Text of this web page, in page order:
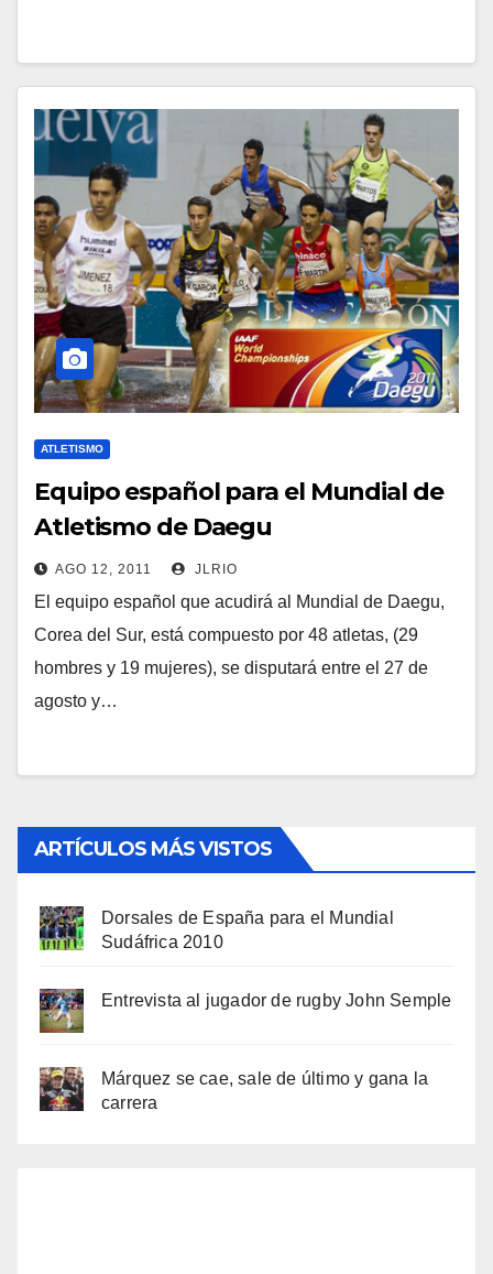
ATLETISMO
Equipo español para el Mundial de
Atletismo de Daegu
AGO 12, 2011 JLRIO
El equipo español que acudirá al Mundial de Daegu,
Corea del Sur, está compuesto por 48 atletas, (29
hombres y 19 mujeres), se disputará entre el 27 de
agosto y…
ARTÍCULOS MÁS VISTOS
Dorsales de España para el Mundial
Sudáfrica 2010
Entrevista al jugador de rugby John Semple
Márquez se cae, sale de último y gana la
carrera